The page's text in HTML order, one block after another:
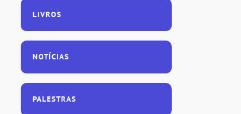
LIVROS
NOTÍCIAS
PALESTRAS